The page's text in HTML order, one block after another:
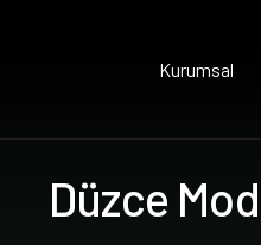
Kurumsal
Düzce Mod